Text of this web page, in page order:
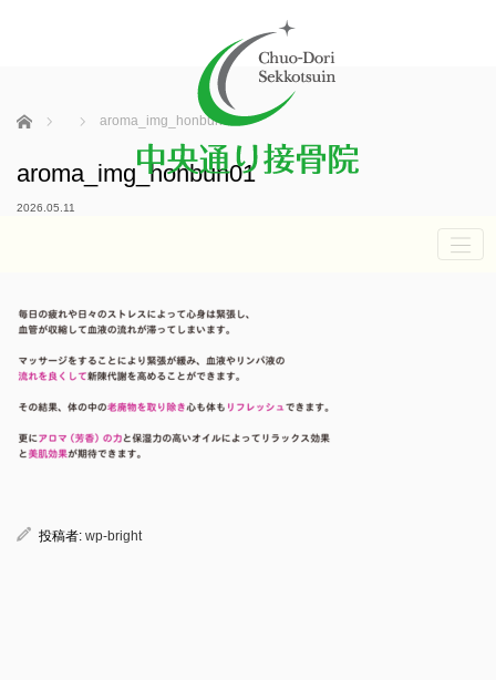
ホーム aroma_img_honbun01
aroma_img_honbun01
2026.05.11
投稿者: wp-bright